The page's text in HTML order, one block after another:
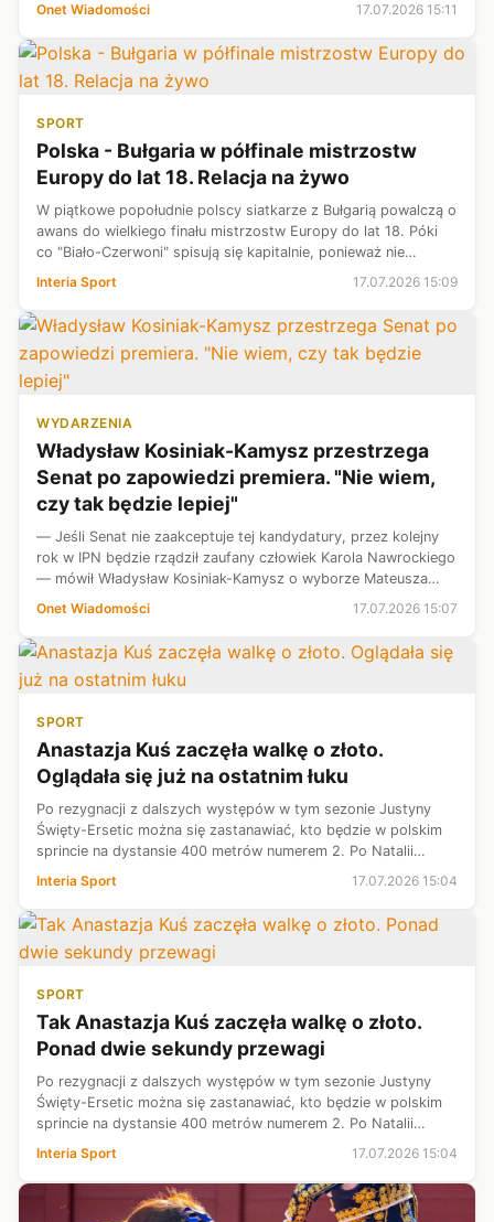
Onet Wiadomości 17.07.2026 15:11
SPORT
Polska - Bułgaria w półfinale mistrzostw
Europy do lat 18. Relacja na żywo
W piątkowe popołudnie polscy siatkarze z Bułgarią powalczą o
awans do wielkiego finału mistrzostw Europy do lat 18. Póki
co "Biało-Czerwoni" spisują się kapitalnie, ponieważ nie
sytuacja nie ul...
Interia Sport 17.07.2026 15:09
WYDARZENIA
Władysław Kosiniak-Kamysz przestrzega
Senat po zapowiedzi premiera. "Nie wiem,
czy tak będzie lepiej"
— Jeśli Senat nie zaakceptuje tej kandydatury, przez kolejny
rok w IPN będzie rządził zaufany człowiek Karola Nawrockiego
— mówił Władysław Kosiniak-Kamysz o wyborze Mateusza
Szpytmy na prezesa IPN.
Onet Wiadomości 17.07.2026 15:07
SPORT
Anastazja Kuś zaczęła walkę o złoto.
Oglądała się już na ostatnim łuku
Po rezygnacji z dalszych występów w tym sezonie Justyny
Święty-Ersetic można się zastanawiać, kto będzie w polskim
sprincie na dystansie 400 metrów numerem 2. Po Natalii
niezagrożona. I wszystko wskaz...
Interia Sport 17.07.2026 15:04
SPORT
Tak Anastazja Kuś zaczęła walkę o złoto.
Ponad dwie sekundy przewagi
Po rezygnacji z dalszych występów w tym sezonie Justyny
Święty-Ersetic można się zastanawiać, kto będzie w polskim
sprincie na dystansie 400 metrów numerem 2. Po Natalii
niezagrożona. I wszystko wskaz...
Interia Sport 17.07.2026 15:04